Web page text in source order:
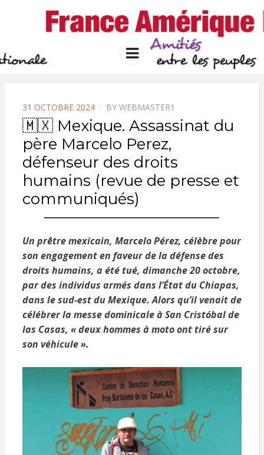
FRANCE
AMERIQUE
Solidarité international et Amitiés
entre les peuples
Menu
POSTED
ON
31 OCTOBRE 2024 BY WEBMASTER1
🇲🇽 Mexique. Assassinat du
père Marcelo Perez,
défenseur des droits
humains (revue de presse et
communiqués)
Un prêtre mexicain, Marcelo Pérez, célèbre pour
son engagement en faveur de la défense des
droits humains, a été tué, dimanche 20 octobre,
par des individus armés dans l’État du Chiapas,
dans le sud-est du Mexique. Alors qu’il venait de
célébrer la messe dominicale à San Cristóbal de
las Casas, « deux hommes à moto ont tiré sur
son véhicule ».